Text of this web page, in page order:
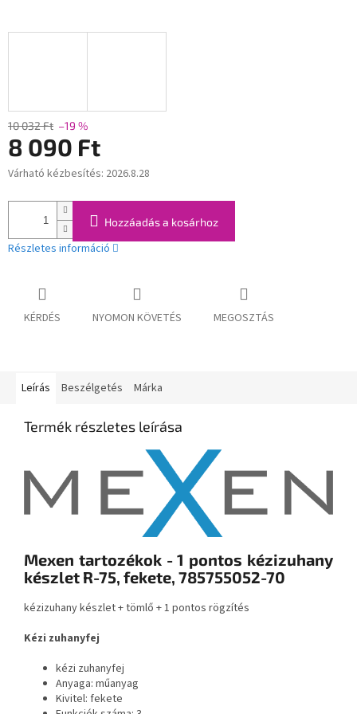
10 032 Ft –19 %
8 090 Ft
Egységár:
Várható kézbesítés: 2026.8.28
Hozzáadás a kosárhoz
Részletes információ
KÉRDÉS NYOMON KÖVETÉS MEGOSZTÁS
Leírás Beszélgetés Márka
Termék részletes leírása
Mexen tartozékok - 1 pontos kézizuhany
készlet R-75, fekete, 785755052-70
kézizuhany készlet + tömlő + 1 pontos rögzítés
Kézi zuhanyfej
kézi zuhanyfej
Anyaga: műanyag
Kivitel: fekete